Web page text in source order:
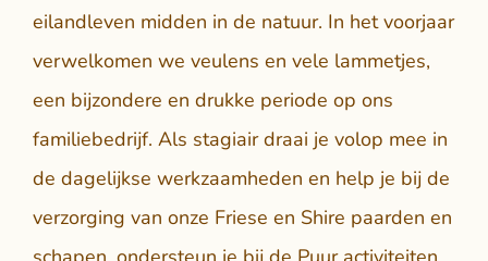
eilandleven midden in de natuur. In het voorjaar
verwelkomen we veulens en vele lammetjes,
een bijzondere en drukke periode op ons
familiebedrijf. Als stagiair draai je volop mee in
de dagelijkse werkzaamheden en help je bij de
verzorging van onze Friese en Shire paarden en